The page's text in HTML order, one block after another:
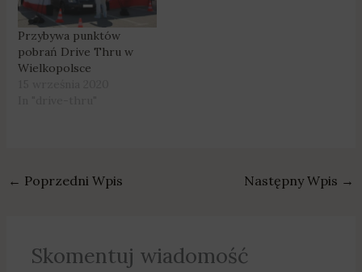
Przybywa punktów
pobrań Drive Thru w
Wielkopolsce
← Poprzedni Wpis Następny Wpis →
Skomentuj wiadomość